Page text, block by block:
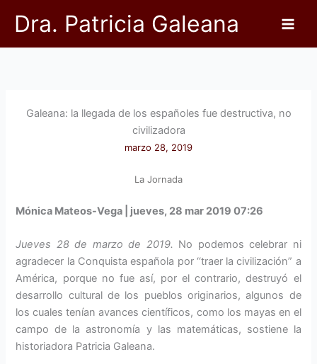
Dra. Patricia Galeana
Galeana: la llegada de los españoles fue destructiva, no
civilizadora
marzo 28, 2019
La Jornada
Mónica Mateos-Vega | jueves, 28 mar 2019 07:26
Jueves 28 de marzo de 2019. No podemos celebrar ni
agradecer la Conquista española por ‘‘traer la civilización” a
América, porque no fue así, por el contrario, destruyó el
desarrollo cultural de los pueblos originarios, algunos de
los cuales tenían avances científicos, como los mayas en el
campo de la astronomía y las matemáticas, sostiene la
historiadora Patricia Galeana.